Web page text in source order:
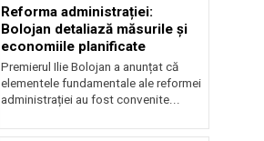
Reforma administrației:
Bolojan detaliază măsurile și
economiile planificate
Premierul Ilie Bolojan a anunțat că
elementele fundamentale ale reformei
administrației au fost convenite...